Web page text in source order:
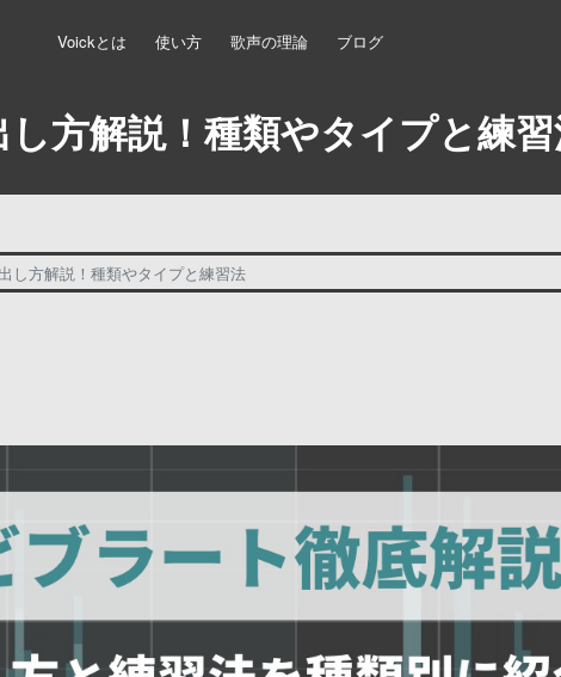
Voickとは 使い方 歌声の理論 ブログ
方解説！種類やタイプと練
し方解説！種類やタイプと練習法